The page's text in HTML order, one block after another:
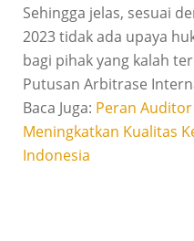
Sehingga jelas, sesuai
2023 tidak ada upaya
bagi pihak yang kalah
Putusan Arbitrase
Baca Juga: Peran
Meningkatkan Kualitas
Indonesia